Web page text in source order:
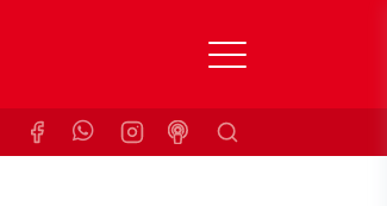
KrankenkasseSuchen